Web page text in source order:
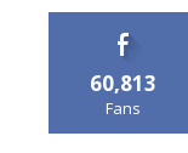
60,813
Fans